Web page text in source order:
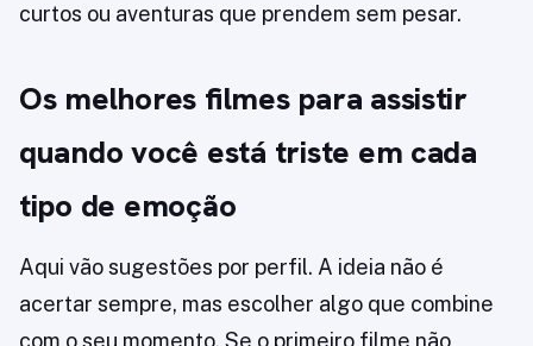
curtos ou aventuras que prendem sem pesar.
Os melhores filmes para assistir
quando você está triste em cada
tipo de emoção
Aqui vão sugestões por perfil. A ideia não é
acertar sempre, mas escolher algo que combine
com o seu momento. Se o primeiro filme não